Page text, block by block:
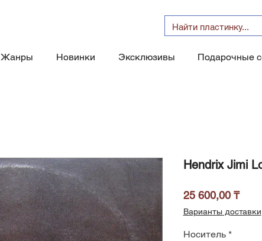
Жанры Новинки Эксклюзивы Подарочные
Hendrix Jimi
25 600,00 ₸
Варианты доставки
Носитель *